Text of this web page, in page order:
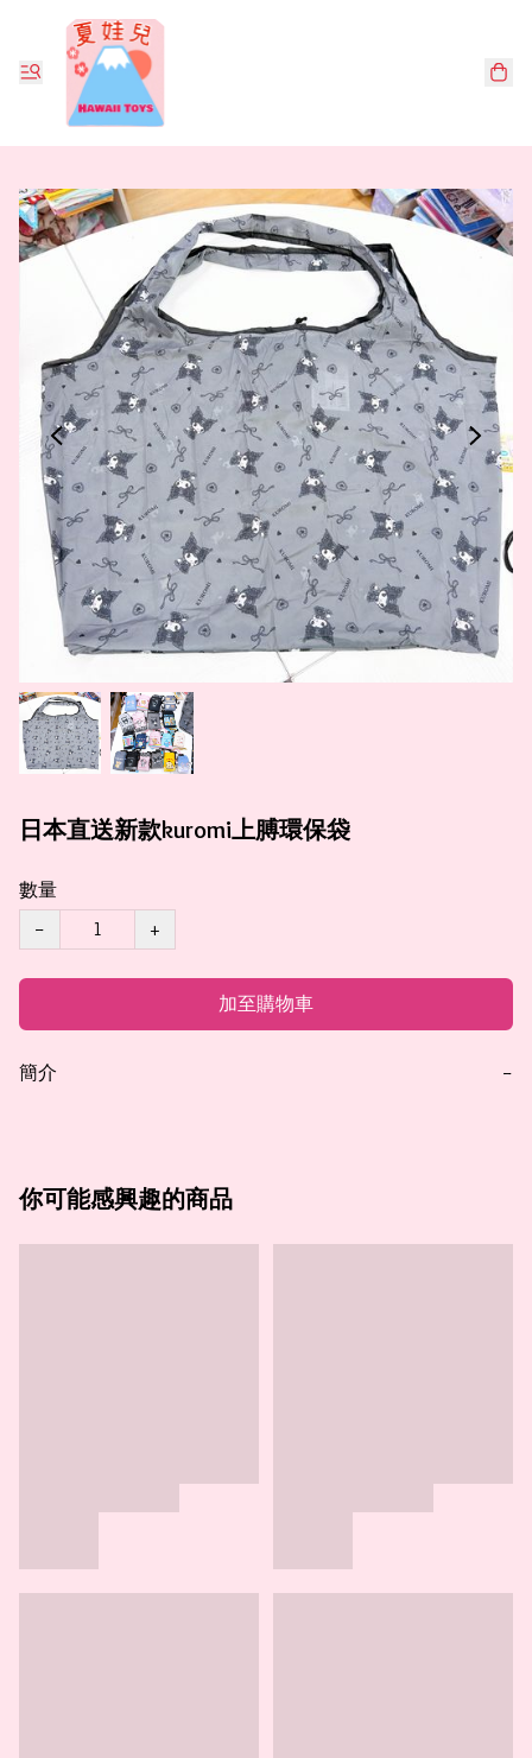
日本直送新款kuromi上膊環保袋
數量
−
+
加至購物車
簡介 −
你可能感興趣的商品